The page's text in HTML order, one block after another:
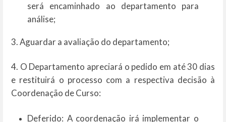
será encaminhado ao departamento para
análise;
3. Aguardar a avaliação do departamento;
4. O Departamento apreciará o pedido em até 30 dias
e restituirá o processo com a respectiva decisão à
Coordenação de Curso:
Deferido: A coordenação irá implementar o